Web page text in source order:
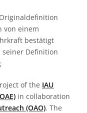
von einem
bestätigt
seiner Definition
of the IAU
in collaboration
(OAO). The